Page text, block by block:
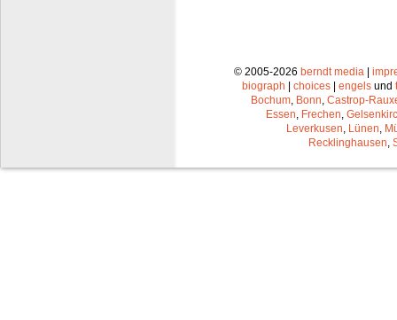
© 2005-2026 berndt media |
biograph | choices | engels und
Bochum Bonn Castrop-
Essen Frechen
Leverkusen Lünen
Recklinghausen